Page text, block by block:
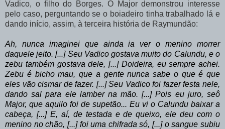
Vadico, o filho do Borges. O Major demonstrou interesse
pelo caso, perguntando se o boiadeiro tinha trabalhado lá e
dando início, assim, à terceira história de Raymundão:
Ah, nunca imaginei que ainda ia ver o menino morrer
daquele jeito. [...] Seu Vadico gostava muito do Calundu, e o
zebu também gostava dele, [...] Doideira, eu sempre achei.
Zebu é bicho mau, que a gente nunca sabe o que é que
eles vão cismar de fazer. [...] Seu Vadico foi fazer festa nele,
dando sal para ele lamber na mão. [...] Pois eu juro, seô
Major, que aquilo foi de supetão... Eu vi o Calundu baixar a
cabeça, [...] E, aí, de testada e de queixo, ele deu com o
menino no chão, [...] foi uma chifrada só, [...] o sangue subiu